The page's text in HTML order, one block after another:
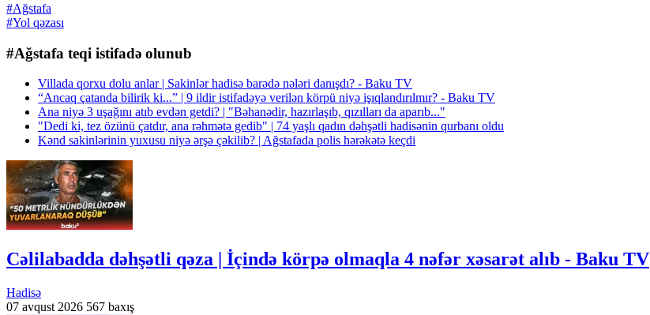
#Ağstafa
#Yol qəzası
#Ağstafa teqi istifadə olunub
Villada qorxu dolu anlar | Sakinlər hadisə barədə nələri danışdı? - Baku TV
“Ancaq çatanda bilirik ki...” | 9 ildir istifadəyə verilən körpü niyə işıqlandırılmır? - Baku TV
Ana niyə 3 uşağını atıb evdən getdi? | "Bəhanədir, hazırlaşıb, qızılları da aparıb..."
"Dedi ki, tez özünü çatdır, ana rəhmətə gedib" | 74 yaşlı qadın dəhşətli hadisənin qurbanı oldu
Kənd sakinlərinin yuxusu niyə ərşə çəkilib? | Ağstafada polis hərəkətə keçdi
Cəlilabadda dəhşətli qəza | İçində körpə olmaqla 4 nəfər xəsarət alıb - Baku TV
Hadisə
07 avqust 2026 567 baxış